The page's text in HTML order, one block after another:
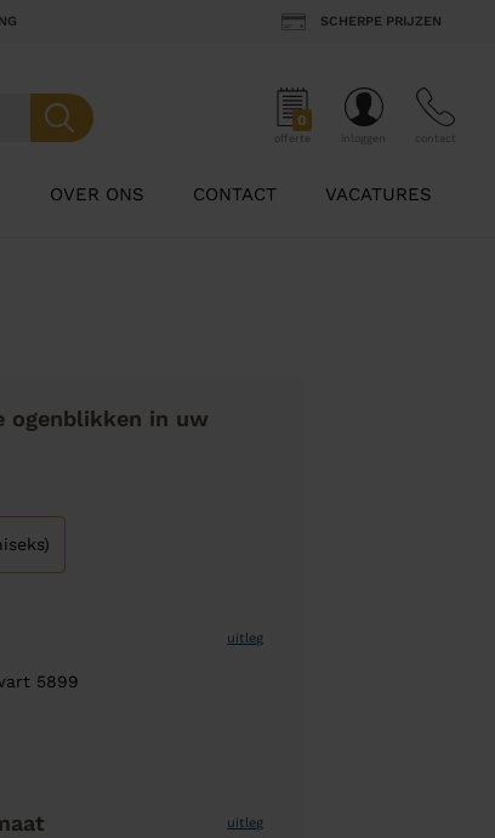
SCHERPE PRIJZEN
0
offerte inloggen contact
OVER ONS CONTACT VACATURES
ogenblikken in uw
uitleg
5899
uitleg